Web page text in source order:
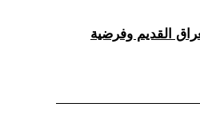
القديم وفرضية